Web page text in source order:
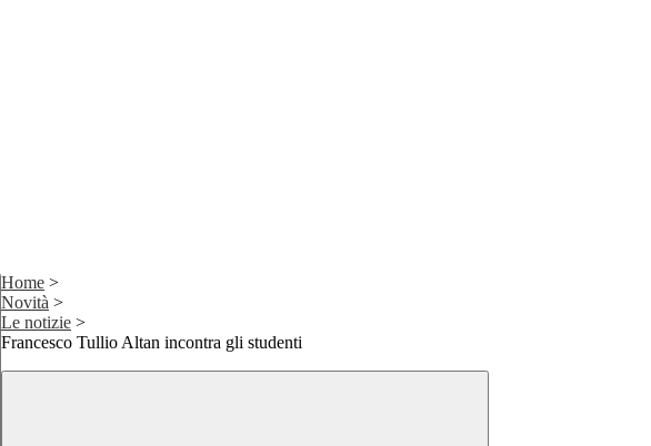
Home >
Novità >
Le notizie >
Francesco Tullio Altan incontra gli studenti